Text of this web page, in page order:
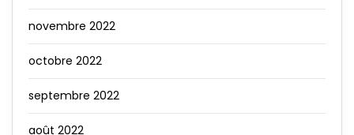
novembre 2022
octobre 2022
septembre 2022
août 2022